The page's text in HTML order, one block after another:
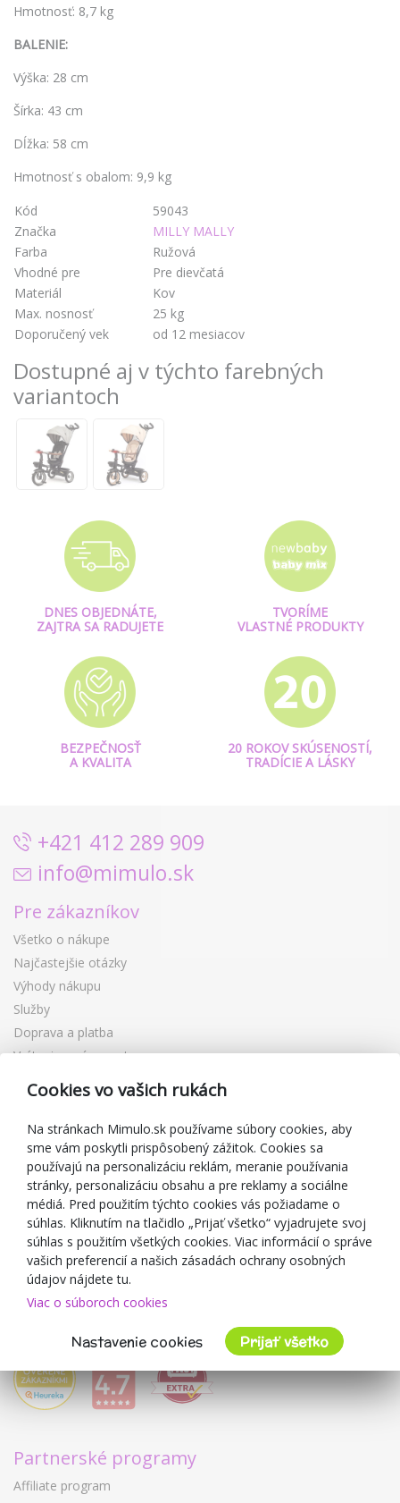
Hmotnosť: 8,7 kg
BALENIE:
Výška: 28 cm
Šírka: 43 cm
Dĺžka: 58 cm
Hmotnosť s obalom: 9,9 kg
Kód
59043
Značka
MILLY MALLY
Farba
Ružová
Vhodné pre
Pre dievčatá
Materiál
Kov
Max. nosnosť
25 kg
Doporučený vek
od 12 mesiacov
Dostupné aj v týchto farebných
variantoch
DNES OBJEDNÁTE,
ZAJTRA SA RADUJETE
TVORÍME
VLASTNÉ PRODUKTY
BEZPEČNOSŤ
A KVALITA
20 ROKOV SKÚSENOSTÍ,
TRADÍCIE A LÁSKY
+421 412 289 909
info@mimulo.sk
Pre zákazníkov
Všetko o nákupe
Najčastejšie otázky
Výhody nákupu
Služby
Doprava a platba
Vrátenie a výmena tovaru
Reklamácia
Darčekové poukážky
Zľavové kupóny
Blog
O predajcovi
Mimulo.sk
Obchodné podmienky
Ochrana osobných údajov GDPR
Kontakty
Spolupracujeme
Partnerské programy
Affiliate program
Cookies vo vašich rukách
Na stránkach Mimulo.sk používame súbory cookies, aby
sme vám poskytli prispôsobený zážitok. Cookies sa
používajú na personalizáciu reklám, meranie používania
stránky, personalizáciu obsahu a pre reklamy a sociálne
médiá. Pred použitím týchto cookies vás požiadame o
súhlas. Kliknutím na tlačidlo „Prijať všetko“ vyjadrujete svoj
súhlas s použitím všetkých cookies. Viac informácií o správe
vašich preferencií a našich zásadách ochrany osobných
údajov nájdete tu.
Viac o súboroch cookies
Nastavenie cookies Prijať všetko